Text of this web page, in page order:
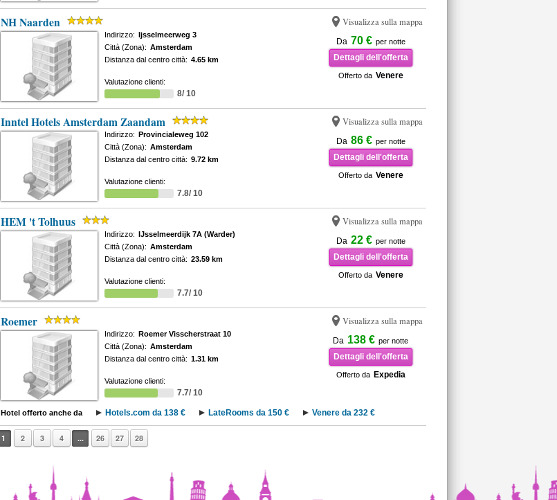
NH Naarden Visualizza sulla mappa
Da 70 € per notte
Dettagli dell'offerta
Offerto da Venere
Indirizzo: Ijsselmeerweg 3
Città (Zona): Amsterdam
Distanza dal centro città: 4.65 km
Valutazione clienti:
8/ 10
Inntel Hotels Amsterdam Zaandam Visualizza sulla mappa
Da 86 € per notte
Dettagli dell'offerta
Offerto da Venere
Indirizzo: Provincialeweg 102
Città (Zona): Amsterdam
Distanza dal centro città: 9.72 km
Valutazione clienti:
7.8/ 10
HEM 't Tolhuus Visualizza sulla mappa
Da 22 € per notte
Dettagli dell'offerta
Offerto da Venere
Indirizzo: IJsselmeerdijk 7A (Warder)
Città (Zona): Amsterdam
Distanza dal centro città: 23.59 km
Valutazione clienti:
7.7/ 10
Roemer Visualizza sulla mappa
Da 138 € per notte
Dettagli dell'offerta
Offerto da Expedia
Indirizzo: Roemer Visscherstraat 10
Città (Zona): Amsterdam
Distanza dal centro città: 1.31 km
Valutazione clienti:
7.7/ 10
Hotel offerto anche da Hotels.com da 138 € LateRooms da 150 € Venere da 232 €
1 2 3 4 ... 26 27 28